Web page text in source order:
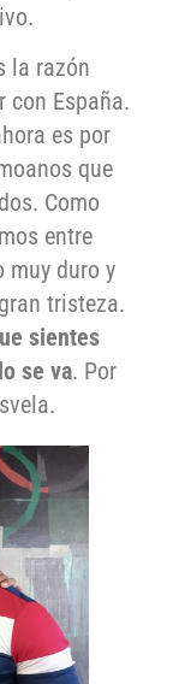
la razón
con España.
es por
que
Como
entre
muy duro y
tristeza.
sientes
se va. Por